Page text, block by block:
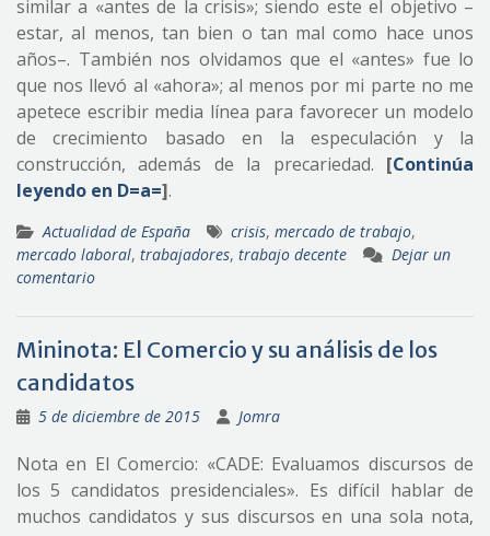
similar a «antes de la crisis»; siendo este el objetivo –
estar, al menos, tan bien o tan mal como hace unos
años–. También nos olvidamos que el «antes» fue lo
que nos llevó al «ahora»; al menos por mi parte no me
apetece escribir media línea para favorecer un modelo
de crecimiento basado en la especulación y la
construcción, además de la precariedad. [Continúa
leyendo en D=a=].
Actualidad de España crisis, mercado de trabajo,
mercado laboral, trabajadores, trabajo decente
Dejar un
comentario
Mininota: El Comercio y su análisis de los
candidatos
5 de diciembre de 2015 Jomra
Nota en El Comercio: «CADE: Evaluamos discursos de
los 5 candidatos presidenciales». Es difícil hablar de
muchos candidatos y sus discursos en una sola nota,